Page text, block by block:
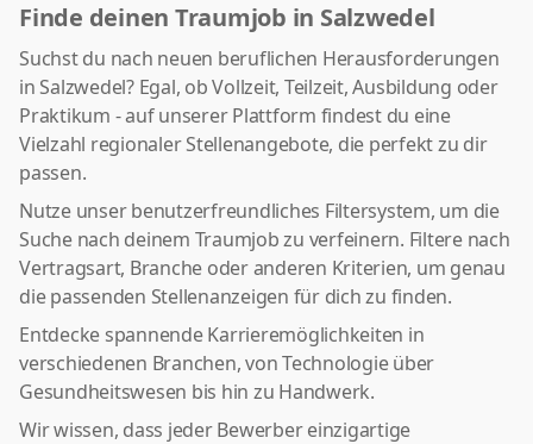
Finde deinen Traumjob in Salzwedel
Suchst du nach neuen beruflichen Herausforderungen
in Salzwedel? Egal, ob Vollzeit, Teilzeit, Ausbildung oder
Praktikum - auf unserer Plattform findest du eine
Vielzahl regionaler Stellenangebote, die perfekt zu dir
passen.
Nutze unser benutzerfreundliches Filtersystem, um die
Suche nach deinem Traumjob zu verfeinern. Filtere nach
Vertragsart, Branche oder anderen Kriterien, um genau
die passenden Stellenanzeigen für dich zu finden.
Entdecke spannende Karrieremöglichkeiten in
verschiedenen Branchen, von Technologie über
Gesundheitswesen bis hin zu Handwerk.
Wir wissen, dass jeder Bewerber einzigartige